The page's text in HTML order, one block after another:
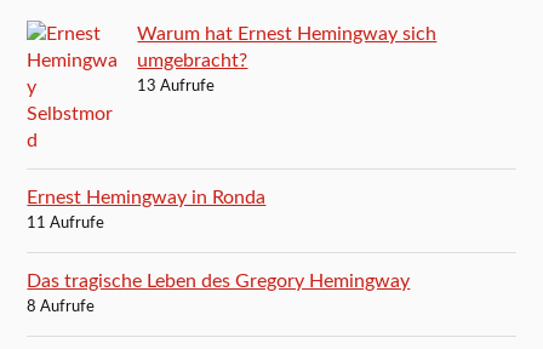
Warum hat Ernest Hemingway sich
umgebracht?
13 Aufrufe
Ernest Hemingway in Ronda
11 Aufrufe
Das tragische Leben des Gregory Hemingway
8 Aufrufe